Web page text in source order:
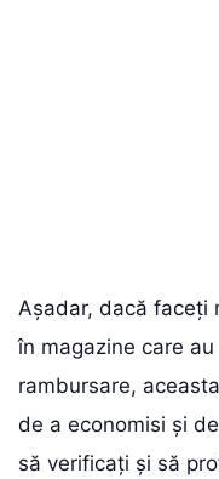
Așadar, dacă faceți
în magazine care
rambursare,
de a economisi și
să verificați și să